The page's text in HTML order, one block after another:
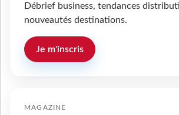
Débrief business, tendances
nouveautés destinations.
Je m'inscris
MAGAZINE